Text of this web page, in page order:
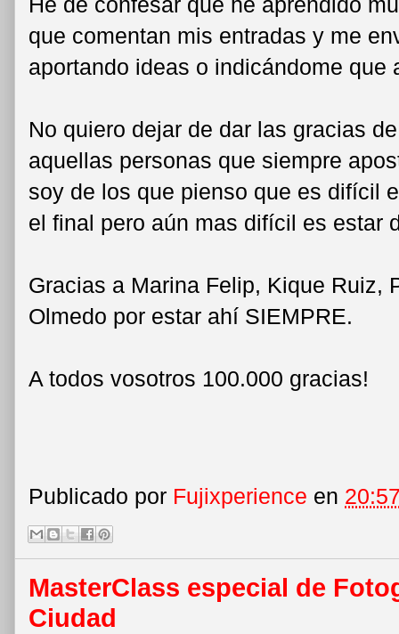
que comentan mis entradas y me
aportando ideas o indicándome que
No quiero dejar de dar las gracias
aquellas personas que siempre
soy de los que pienso que es difícil
el final pero aún mas difícil es estar
Gracias a Marina Felip, Kique Ruiz,
Olmedo por estar ahí SIEMPRE.
A todos vosotros 100.000 gracias!
Publicado por Fujixperience en
MasterClass especial de
Ciudad